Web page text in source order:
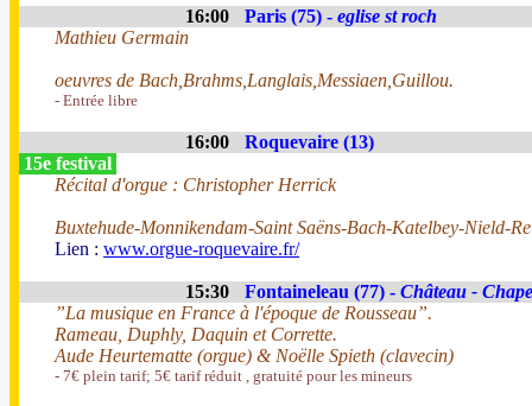
16:00 Paris (75) - eglise st roch
Mathieu Germain
oeuvres de Bach,Brahms,Langlais,Messiaen,Guillou.
- Entrée libre
16:00
Roquevaire (13)
15e festival
Récital d'orgue : Christopher Herrick
Buxtehude-Monnikendam-Saint Saëns-Bach-Katelbey-Nield-
Lien : www.orgue-roquevaire.fr/
15:30 Fontaineleau (77) - Château -
”La musique en France à l'époque de Rousseau”.
Rameau, Duphly, Daquin et Corrette.
Aude Heurtematte (orgue) & Noëlle Spieth (clavecin)
- 7€ plein tarif; 5€ tarif réduit , gratuité pour les mineurs